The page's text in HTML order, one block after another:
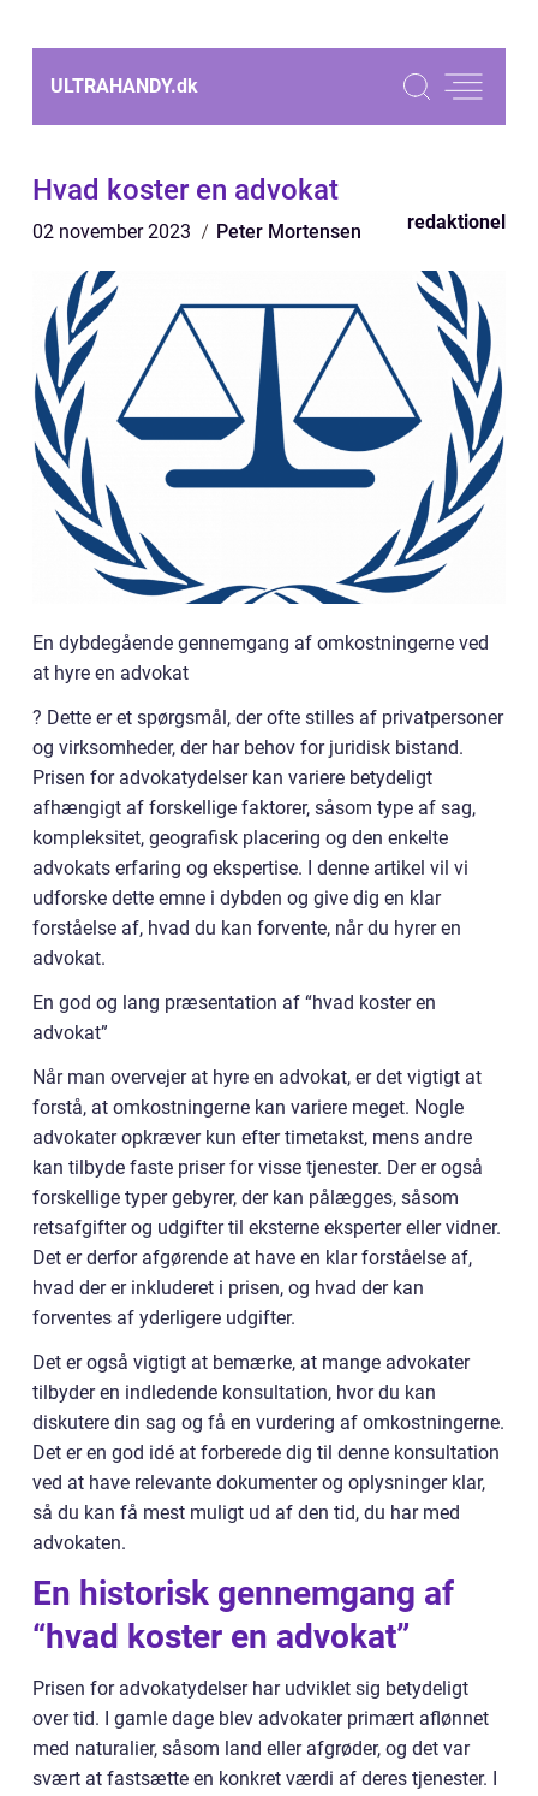
ULTRAHANDY.dk
Hvad koster en advokat
02 november 2023 Peter Mortensen redaktionel
En dybdegående gennemgang af omkostningerne ved
at hyre en advokat
? Dette er et spørgsmål, der ofte stilles af privatpersoner
og virksomheder, der har behov for juridisk bistand.
Prisen for advokatydelser kan variere betydeligt
afhængigt af forskellige faktorer, såsom type af sag,
kompleksitet, geografisk placering og den enkelte
advokats erfaring og ekspertise. I denne artikel vil vi
udforske dette emne i dybden og give dig en klar
forståelse af, hvad du kan forvente, når du hyrer en
advokat.
En god og lang præsentation af “hvad koster en
advokat”
Når man overvejer at hyre en advokat, er det vigtigt at
forstå, at omkostningerne kan variere meget. Nogle
advokater opkræver kun efter timetakst, mens andre
kan tilbyde faste priser for visse tjenester. Der er også
forskellige typer gebyrer, der kan pålægges, såsom
retsafgifter og udgifter til eksterne eksperter eller vidner.
Det er derfor afgørende at have en klar forståelse af,
hvad der er inkluderet i prisen, og hvad der kan
forventes af yderligere udgifter.
Det er også vigtigt at bemærke, at mange advokater
tilbyder en indledende konsultation, hvor du kan
diskutere din sag og få en vurdering af omkostningerne.
Det er en god idé at forberede dig til denne konsultation
ved at have relevante dokumenter og oplysninger klar,
så du kan få mest muligt ud af den tid, du har med
advokaten.
En historisk gennemgang af
“hvad koster en advokat”
Prisen for advokatydelser har udviklet sig betydeligt
over tid. I gamle dage blev advokater primært aflønnet
med naturalier, såsom land eller afgrøder, og det var
svært at fastsætte en konkret værdi af deres tjenester. I